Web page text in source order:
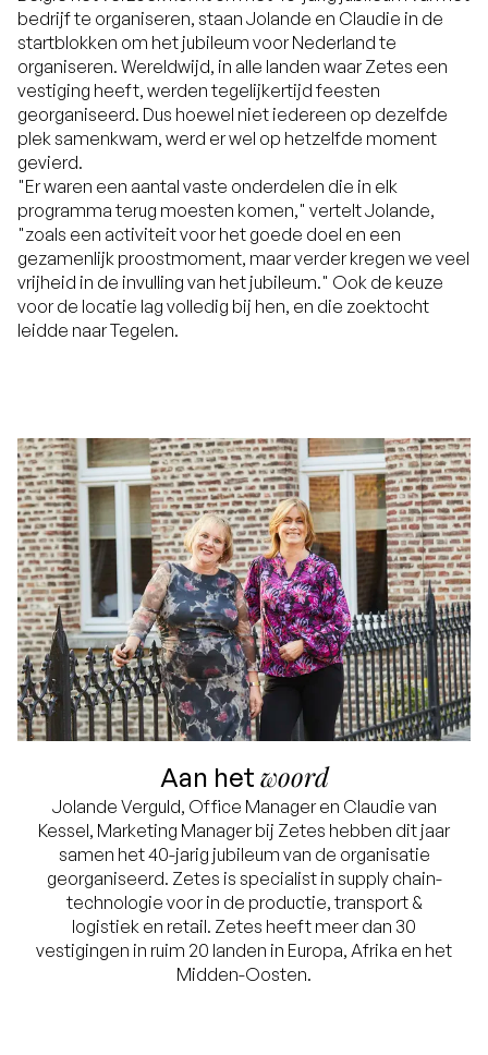
bedrijf te organiseren, staan Jolande en Claudie in de
startblokken om het jubileum voor Nederland te
organiseren. Wereldwijd, in alle landen waar Zetes een
vestiging heeft, werden tegelijkertijd feesten
georganiseerd. Dus hoewel niet iedereen op dezelfde
plek samenkwam, werd er wel op hetzelfde moment
gevierd.
"Er waren een aantal vaste onderdelen die in elk
programma terug moesten komen," vertelt Jolande,
"zoals een activiteit voor het goede doel en een
gezamenlijk proostmoment, maar verder kregen we veel
vrijheid in de invulling van het jubileum." Ook de keuze
voor de locatie lag volledig bij hen, en die zoektocht
leidde naar Tegelen.
Aan het woord
Jolande Verguld, Office Manager en Claudie van
Kessel, Marketing Manager bij Zetes hebben dit jaar
samen het 40-jarig jubileum van de organisatie
georganiseerd. Zetes is specialist in supply chain-
technologie voor in de productie, transport &
logistiek en retail. Zetes heeft meer dan 30
vestigingen in ruim 20 landen in Europa, Afrika en het
Midden-Oosten.